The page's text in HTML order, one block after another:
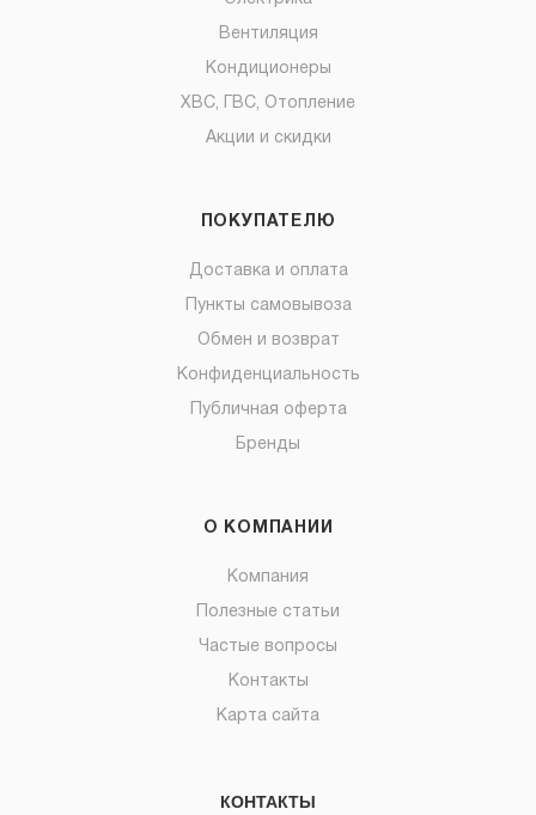
Вентиляция
Кондиционеры
ХВС, ГВС, Отопление
Акции и скидки
ПОКУПАТЕЛЮ
Доставка и оплата
Пункты самовывоза
Обмен и возврат
Конфиденциальность
Публичная оферта
Бренды
О КОМПАНИИ
Компания
Полезные статьи
Частые вопросы
Контакты
Карта сайта
КОНТАКТЫ